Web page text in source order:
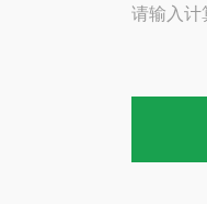
请输入计